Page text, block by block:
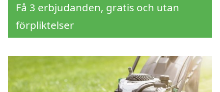
Få 3 erbjudanden, gratis och utan
förpliktelser